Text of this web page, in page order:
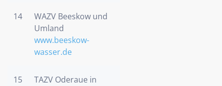
14
WAZV Beeskow und
Umland
www.beeskow-
wasser.de
15
TAZV Oderaue in